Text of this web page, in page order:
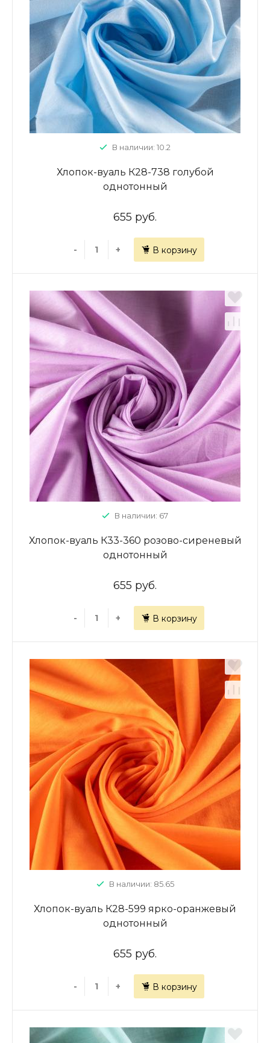
В наличии: 10.2
Хлопок-вуаль К28-738 голубой
однотонный
655 руб.
- + В корзину
В наличии: 67
Хлопок-вуаль К33-360 розово-сиреневый
однотонный
655 руб.
- + В корзину
В наличии: 85.65
Хлопок-вуаль К28-599 ярко-оранжевый
однотонный
655 руб.
- + В корзину